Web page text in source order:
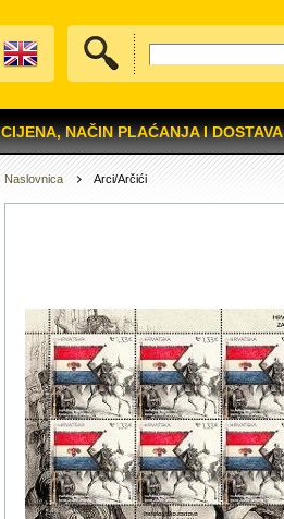
CIJENA, NAČIN PLAĆANJA I DOSTAVA
Naslovnica Arci/Arčići